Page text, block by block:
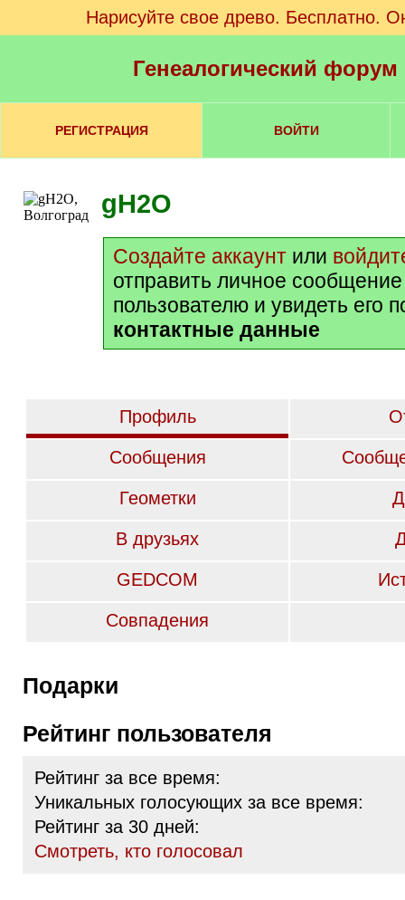
Нарисуйте свое древо. Бесплатно.
Генеалогический
РЕГИСТРАЦИЯ ВОЙТИ
gH2O
Создайте аккаунт или
отправить личное
пользователю и увидеть его
контактные данные
Профиль
Сообщения
Геометки
В друзьях
GEDCOM
Совпадения
Подарки
Рейтинг пользователя
Рейтинг за все время:
Уникальных голосующих за все время:
Рейтинг за 30 дней:
Cмотреть, кто голосовал